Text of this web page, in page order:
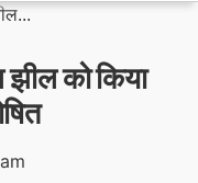
को किया